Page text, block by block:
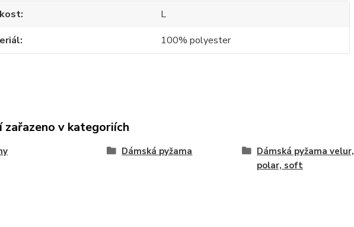
L
100% polyester
zařazeno v kategoriích
Dámská pyžama
Dámská pyžama velur,
polar, soft